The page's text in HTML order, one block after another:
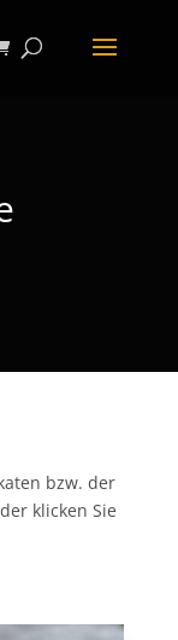
bzw. der
klicken Sie